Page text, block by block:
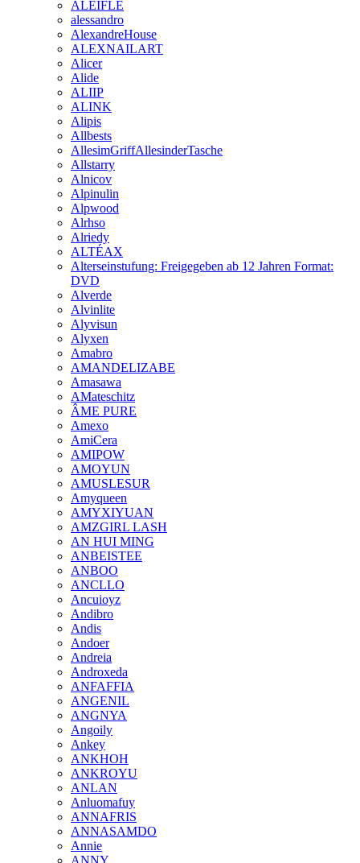
ALEIFLE
alessandro
AlexandreHouse
ALEXNAILART
Alicer
Alide
ALIIP
ALINK
Alipis
Allbests
AllesimGriffAllesinderTasche
Allstarry
Alnicov
Alpinulin
Alpwood
Alrhso
Alriedy
ALTÉAX
Alterseinstufung: Freigegeben ab 12 Jahren Format:
DVD
Alverde
Alvinlite
Alyvisun
Alyxen
Amabro
AMANDELIZABE
Amasawa
AMateschitz
ÂME PURE
Amexo
AmiCera
AMIPOW
AMOYUN
AMUSLESUR
Amyqueen
AMYXIYUAN
AMZGIRL LASH
AN HUI MING
ANBEISTEE
ANBOO
ANCLLO
Ancuioyz
Andibro
Andis
Andoer
Andreia
Androxeda
ANFAFFIA
ANGENIL
ANGNYA
Angoily
Ankey
ANKHOH
ANKROYU
ANLAN
Anluomafuy
ANNAFRIS
ANNASAMDO
Annie
ANNY